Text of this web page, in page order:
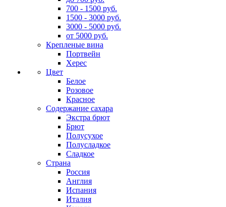
700 - 1500 руб.
1500 - 3000 руб.
3000 - 5000 руб.
от 5000 руб.
Крепленые вина
Портвейн
Херес
Цвет
Белое
Розовое
Красное
Содержание сахара
Экстра брют
Брют
Полусухое
Полусладкое
Сладкое
Страна
Россия
Англия
Испания
Италия